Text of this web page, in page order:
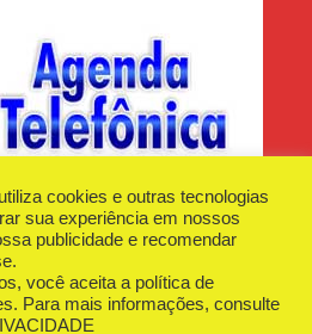
porPlugin Informática
- CNPJ - 42.509.198/0001-83
cookies e outras tecnologias
sua experiência em nossos
publicidade e recomendar
você aceita a política de
Para mais informações, consulte